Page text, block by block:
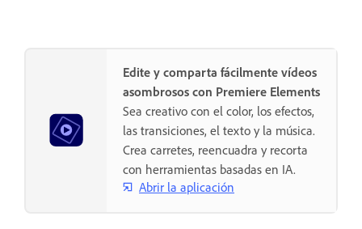
Edite y comparta fácilmente vídeos
asombrosos con Premiere Elements
Sea creativo con el color, los efectos,
las transiciones, el texto y la música.
Crea carretes, reencuadra y recorta
con herramientas basadas en IA.
Abrir la aplicación